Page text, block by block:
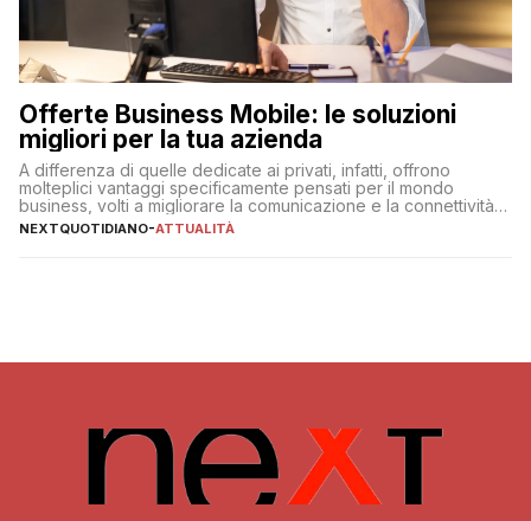
Offerte Business Mobile: le soluzioni
migliori per la tua azienda
A differenza di quelle dedicate ai privati, infatti, offrono
molteplici vantaggi specificamente pensati per il mondo
business, volti a migliorare la comunicazione e la connettività
degli utenti
NEXTQUOTIDIANO-ATTUALITÀ